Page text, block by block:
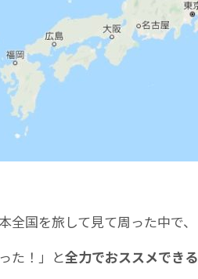
全国を旅して見て周った中で、
た！」と全力でおススメできる